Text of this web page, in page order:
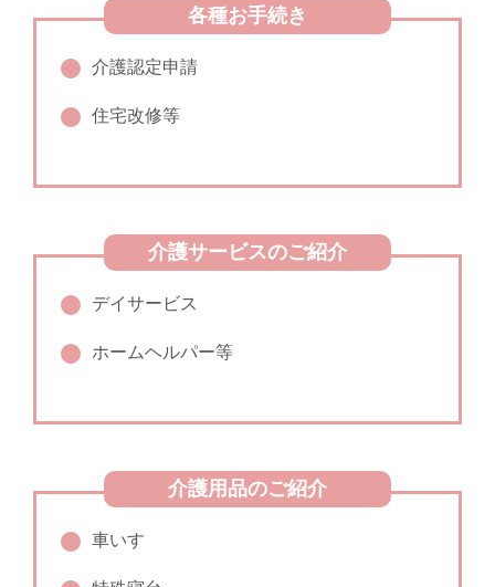
各種お手続き
介護認定申請
住宅改修等
介護サービスのご紹介
デイサービス
ホームヘルパー等
介護用品のご紹介
車いす